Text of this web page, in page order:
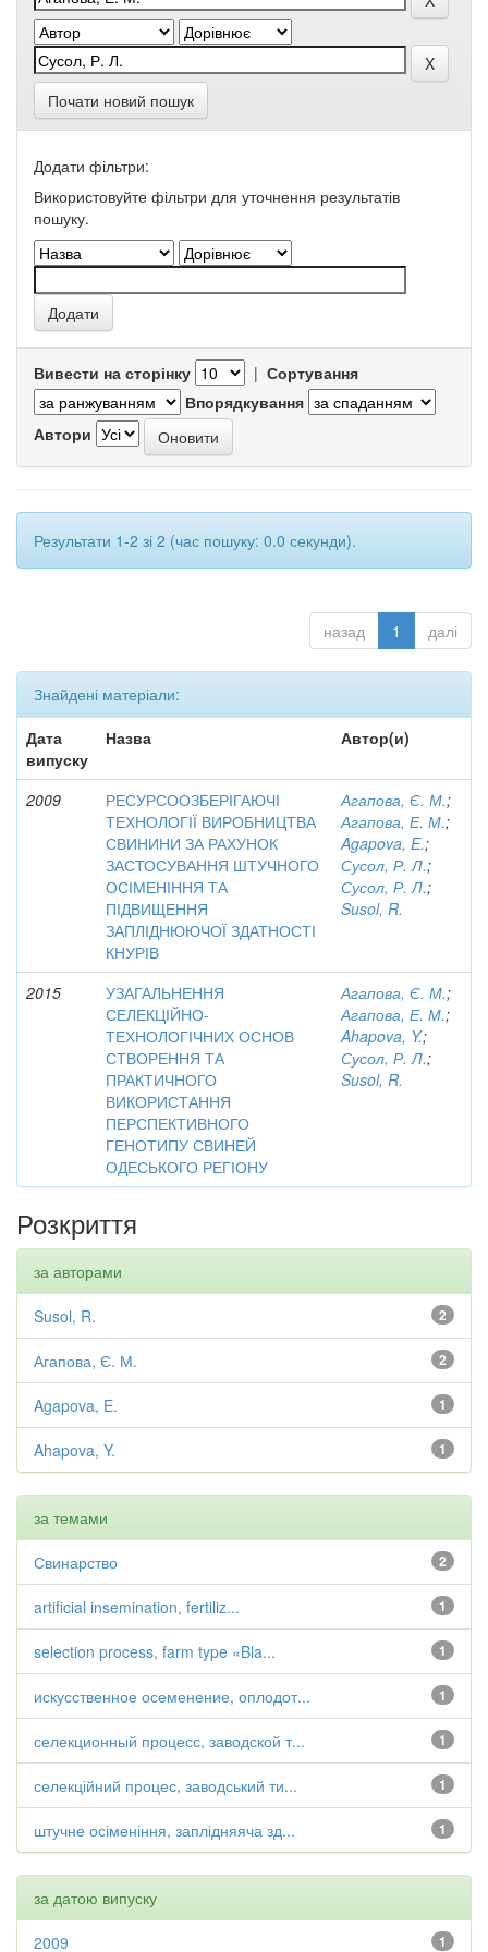
Почати новий пошук
Додати фільтри:
Використовуйте фільтри для уточнення результатів
пошуку.
Вивести на сторінку | Сортування
Впорядкування
Автори
Результати 1-2 зі 2 (час пошуку: 0.0 секунди).
назад 1 далі
Знайдені матеріали:
Дата
випуску
Назва Автор(и)
2009
РЕСУРСООЗБЕРІГАЮЧІ
ТЕХНОЛОГІЇ ВИРОБНИЦТВА
СВИНИНИ ЗА РАХУНОК
ЗАСТОСУВАННЯ ШТУЧНОГО
ОСІМЕНІННЯ ТА
ПІДВИЩЕННЯ
ЗАПЛІДНЮЮЧОЇ ЗДАТНОСТІ
КНУРІВ
Агапова, Є. М.;
Агапова, Е. М.;
Agapova, E.;
Сусол, Р. Л.;
Сусол, Р. Л.;
Susol, R.
2015
УЗАГАЛЬНЕННЯ
СЕЛЕКЦІЙНО-
ТЕХНОЛОГІЧНИХ ОСНОВ
СТВОРЕННЯ ТА
ПРАКТИЧНОГО
ВИКОРИСТАННЯ
ПЕРСПЕКТИВНОГО
ГЕНОТИПУ СВИНЕЙ
ОДЕСЬКОГО РЕГІОНУ
Агапова, Є. М.;
Агапова, Е. М.;
Ahapova, Y.;
Сусол, Р. Л.;
Susol, R.
Розкриття
за авторами
2
Susol, R.
2
Агапова, Є. М.
1
Agapova, E.
1
Ahapova, Y.
за темами
2
Свинарство
1
artificial insemination, fertiliz...
1
selection process, farm type «Bla...
1
искусственное осеменение, оплодот...
1
селекционный процесс, заводской т...
1
селекційний процес, заводський ти...
1
штучне осіменіння, заплідняяча зд...
за датою випуску
1
2009